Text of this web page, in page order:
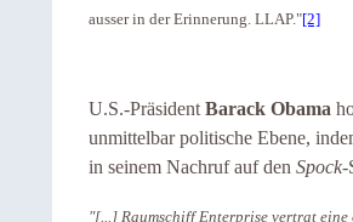
ausser in der Erinnerung. LLAP."[2]
U.S.-Präsident Barack Obama
unmittelbar politische Ebene,
in seinem Nachruf auf den Spock-
"[...] Raumschiff Enterprise vertrat